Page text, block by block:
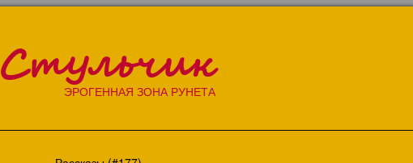
Стульчик
ЭРОГЕННАЯ ЗОНА РУНЕТА